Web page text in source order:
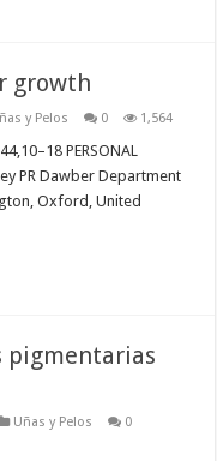
growth
y Pelos 0 1,564
PERSONAL
PR Dawber Department
Oxford, United
pigmentarias
Uñas y Pelos
0